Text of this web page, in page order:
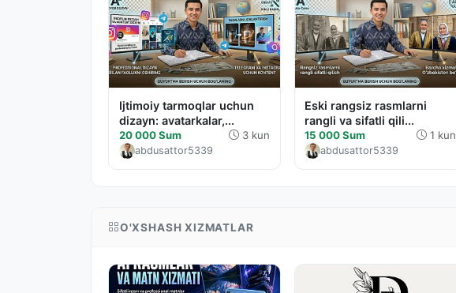
Ijtimoiy tarmoqlar uchun
dizayn: avatarkalar,...
20 000 Sum 3 kun
abdusattor5339
Eski rangsiz rasmlarni
rangli va sifatli qili...
15 000 Sum 1 kun
abdusattor5339
O'XSHASH XIZMATLAR